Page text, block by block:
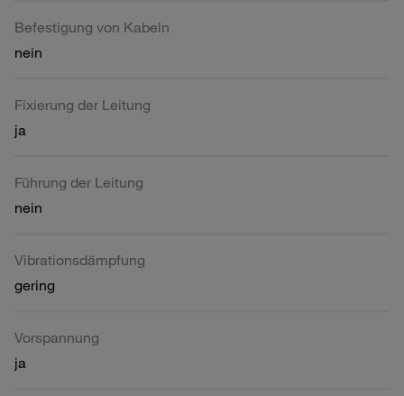
Befestigung von Kabeln
nein
Fixierung der Leitung
ja
Führung der Leitung
nein
Vibrationsdämpfung
gering
Vorspannung
ja